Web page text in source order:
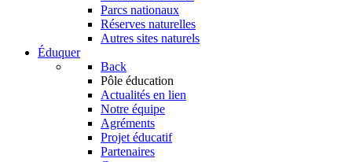
Parcs nationaux
Réserves naturelles
Autres sites naturels
Éduquer
Back
Pôle éducation
Actualités en lien
Notre équipe
Agréments
Projet éducatif
Partenaires